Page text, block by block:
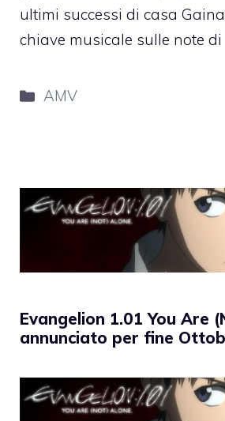
ultimi successi di casa
chiave musicale sulle note di
Categorie
AMV
Evangelion 1.01 You Are
annunciato per fine